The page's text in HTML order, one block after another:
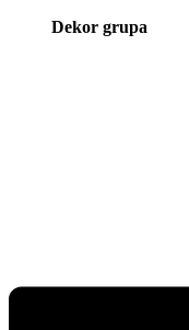
Dekor grupa